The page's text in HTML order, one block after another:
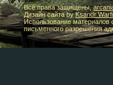
Все права защищены,
Дизайн сайта byKsandr
Использование материалов
письменного разрешения